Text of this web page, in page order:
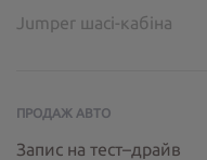
Jumper шасі-кабіна
ПРОДАЖ АВТО
Запис на тест–драйв